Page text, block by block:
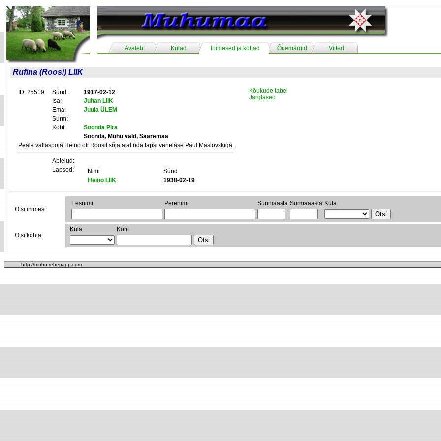
Avaleht Külad Inimesed ja kohad Õuemärgid Viited
Rufina (Roosi) LIIK
ID: 25519 Sünd:
1917-02-12
Isa:
Juhan LIIK
Ema:
Juula ÜLEM
Surm:
Koht:
Soonda Pira
Soonda, Muhu vald, Saaremaa
Peale vallaspoja Heino oli Roosil sõja ajal rida lapsi venelase Paul Maslovskiga.
Abielud:
Lapsed:
Nimi
Sünd
Heino LIIK
1938-02-19
Kõukude tabel
Järglased
Otsi inimest:
Eesnimi Perenimi Sünniaasta Surmaaasta Küla
Otsi kohta:
Küla Koht
http://muhu.rehepapp.com